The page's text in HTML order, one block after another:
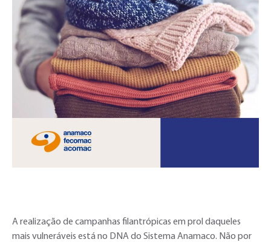
A realização de campanhas filantrópicas em prol daqueles
mais vulneráveis está no DNA do Sistema Anamaco. Não por